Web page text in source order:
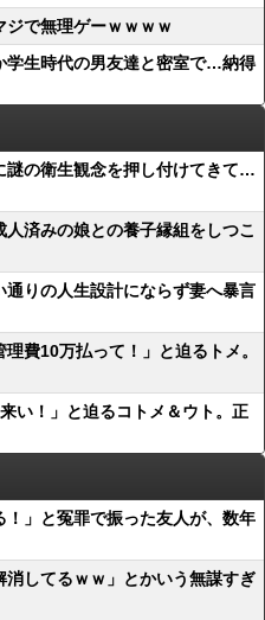
ジで無理ゲーｗｗｗｗ
学生時代の男友達と密室で…納得
謎の衛生観念を押し付けてきて…
人済みの娘との養子縁組をしつこ
通りの人生設計にならず妻へ暴言
費10万払って！」と迫るトメ。
い！」と迫るコトメ＆ウト。正
」と冤罪で振った友人が、数年
消してるｗｗ」とかいう無謀すぎ